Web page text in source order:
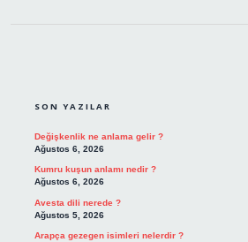
SON YAZILAR
Değişkenlik ne anlama gelir ?
Ağustos 6, 2026
Kumru kuşun anlamı nedir ?
Ağustos 6, 2026
Avesta dili nerede ?
Ağustos 5, 2026
Arapça gezegen isimleri nelerdir ?